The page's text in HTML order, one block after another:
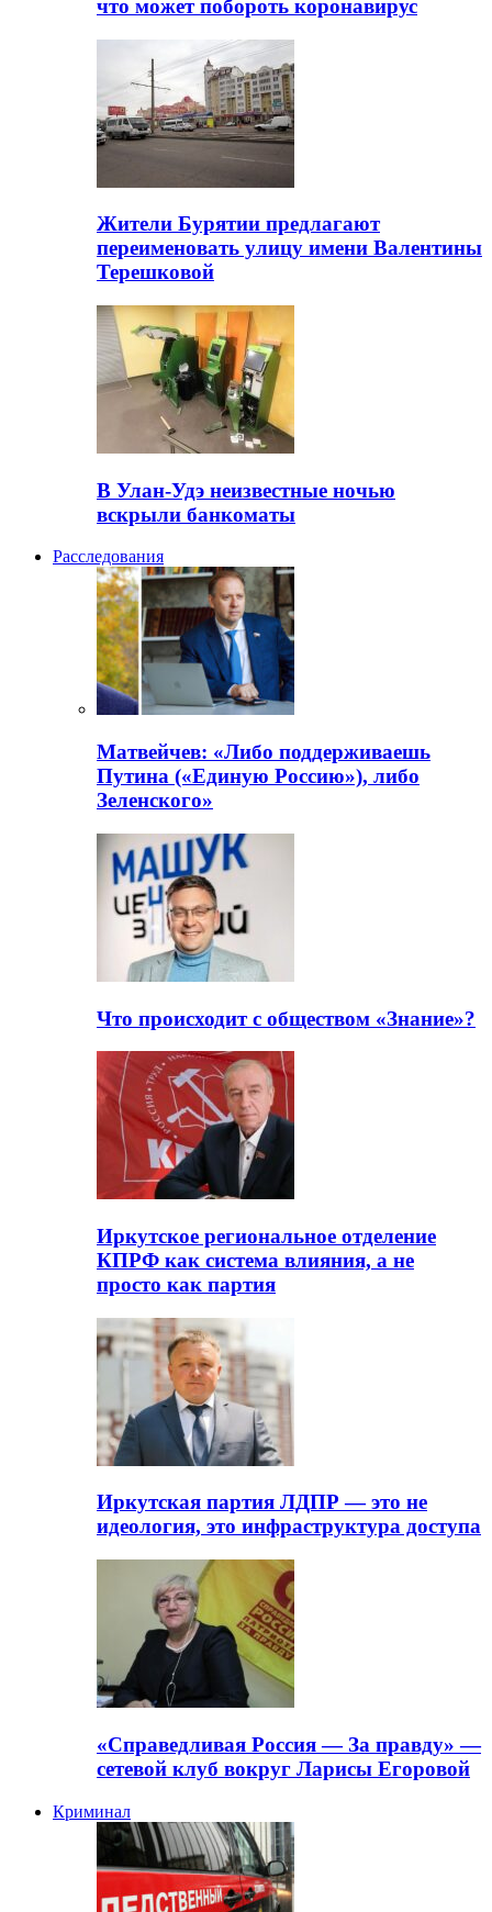
что может побороть коронавирус
Жители Бурятии предлагают
переименовать улицу имени Валентины
Терешковой
В Улан-Удэ неизвестные ночью
вскрыли банкоматы
Расследования
Матвейчев: «Либо поддерживаешь
Путина («Единую Россию»), либо
Зеленского»
Что происходит с обществом «Знание»?
Иркутское региональное отделение
КПРФ как система влияния, а не
просто как партия
Иркутская партия ЛДПР — это не
идеология, это инфраструктура доступа
«Справедливая Россия — За правду» —
сетевой клуб вокруг Ларисы Егоровой
Криминал